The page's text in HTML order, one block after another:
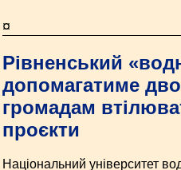
¤
Рівненський
допомагатиме
громадам
проєкти
Національний університет